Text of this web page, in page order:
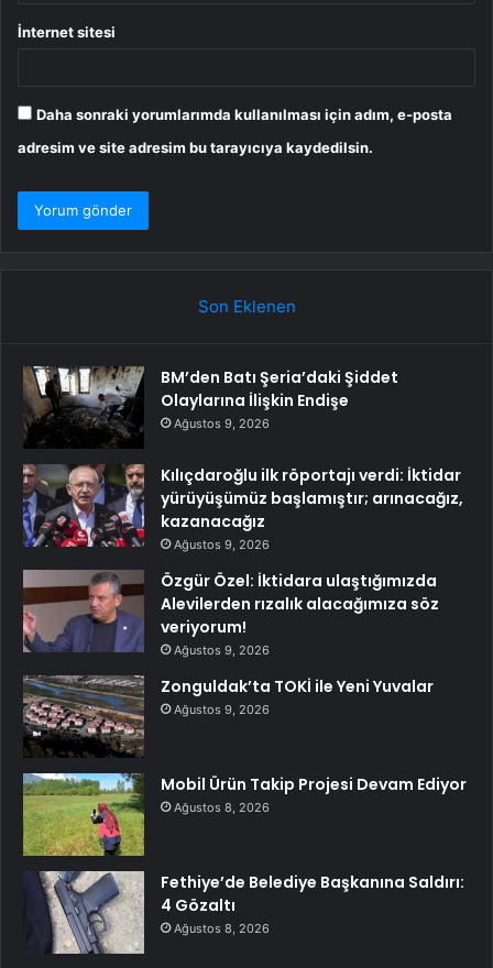
İnternet sitesi
Daha sonraki yorumlarımda kullanılması için adım, e-posta
adresim ve site adresim bu tarayıcıya kaydedilsin.
Son Eklenen
BM’den Batı Şeria’daki Şiddet
Olaylarına İlişkin Endişe
Ağustos 9, 2026
Kılıçdaroğlu ilk röportajı verdi: İktidar
yürüyüşümüz başlamıştır; arınacağız,
kazanacağız
Ağustos 9, 2026
Özgür Özel: İktidara ulaştığımızda
Alevilerden rızalık alacağımıza söz
veriyorum!
Ağustos 9, 2026
Zonguldak’ta TOKİ ile Yeni Yuvalar
Ağustos 9, 2026
Mobil Ürün Takip Projesi Devam Ediyor
Ağustos 8, 2026
Fethiye’de Belediye Başkanına Saldırı:
4 Gözaltı
Ağustos 8, 2026